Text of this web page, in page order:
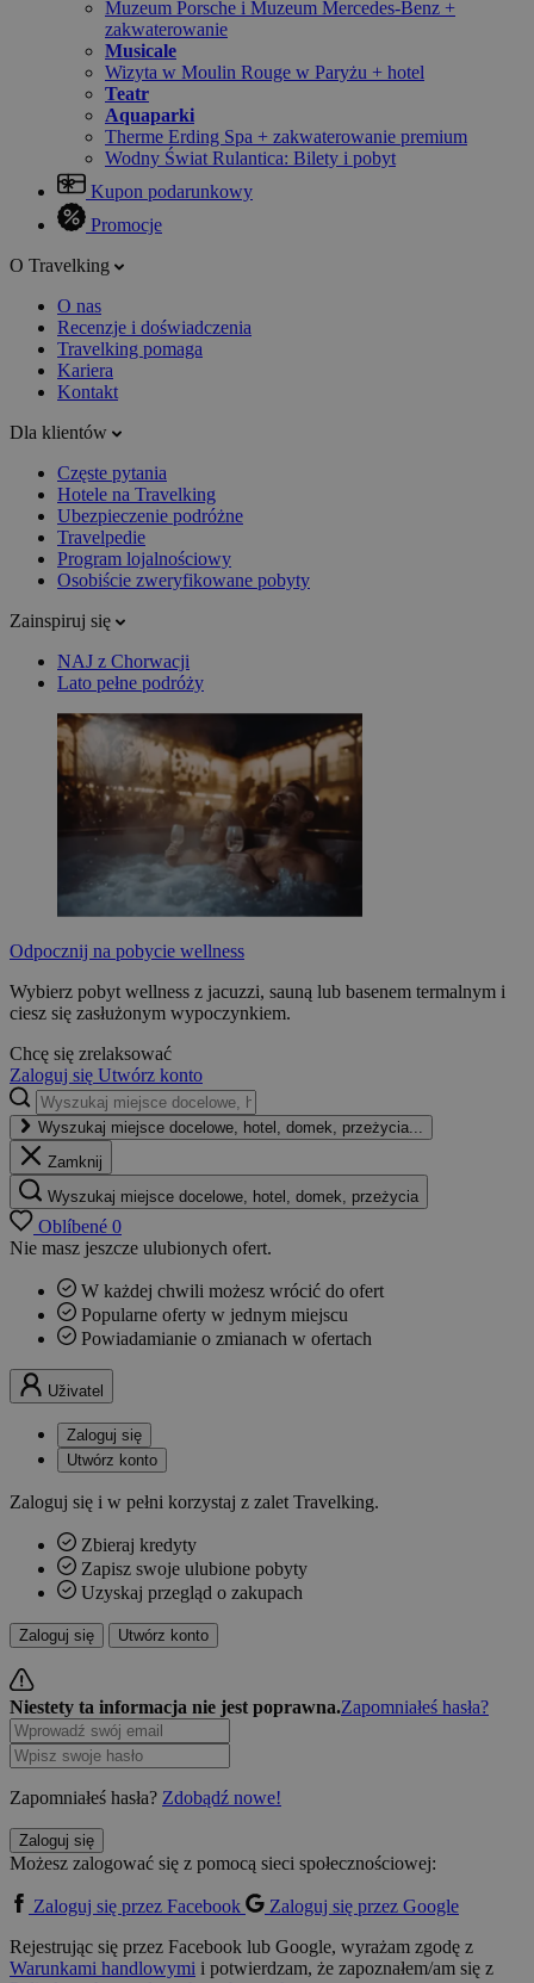
Muzeum Porsche i Muzeum Mercedes-Benz +
zakwaterowanie
Musicale
Wizyta w Moulin Rouge w Paryżu + hotel
Teatr
Aquaparki
Therme Erding Spa + zakwaterowanie premium
Wodny Świat Rulantica: Bilety i pobyt
Kupon podarunkowy
Promocje
O Travelking
O nas
Recenzje i doświadczenia
Travelking pomaga
Kariera
Kontakt
Dla klientów
Częste pytania
Hotele na Travelking
Ubezpieczenie podróżne
Travelpedie
Program lojalnościowy
Osobiście zweryfikowane pobyty
Zainspiruj się
NAJ z Chorwacji
Lato pełne podróży
Odpocznij na pobycie wellness
Wybierz pobyt wellness z jacuzzi, sauną lub basenem termalnym i
ciesz się zasłużonym wypoczynkiem.
Chcę się zrelaksować
Zaloguj się Utwórz konto
Wyszukaj miejsce docelowe, hotel, domek, przeżycia...
Zamknij
Wyszukaj miejsce docelowe, hotel, domek, przeżycia
Oblíbené 0
Nie masz jeszcze ulubionych ofert.
W każdej chwili możesz wrócić do ofert
Popularne oferty w jednym miejscu
Powiadamianie o zmianach w ofertach
Uživatel
Zaloguj się
Utwórz konto
Zaloguj się i w pełni korzystaj z zalet Travelking.
Zbieraj kredyty
Zapisz swoje ulubione pobyty
Uzyskaj przegląd o zakupach
Zaloguj się Utwórz konto
Niestety ta informacja nie jest poprawna.Zapomniałeś hasła?
Zapomniałeś hasła? Zdobądź nowe!
Zaloguj się
Możesz zalogować się z pomocą sieci społecznościowej:
Zaloguj się przez Facebook
Zaloguj się przez Google
Rejestrując się przez Facebook lub Google, wyrażam zgodę z
Warunkami handlowymi i potwierdzam, że zapoznałem/am się z